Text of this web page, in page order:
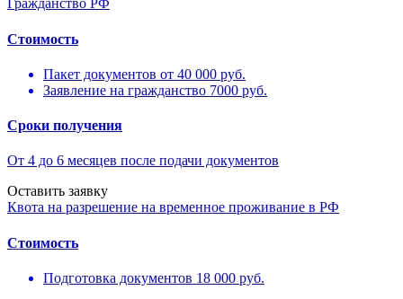
Гражданство РФ
Стоимость
Пакет документов от 40 000 руб.
Заявление на гражданство 7000 руб.
Сроки получения
От 4 до 6 месяцев после подачи документов
Оставить заявку
Квота на разрешение на временное проживание в РФ
Cтоимость
Подготовка документов 18 000 руб.